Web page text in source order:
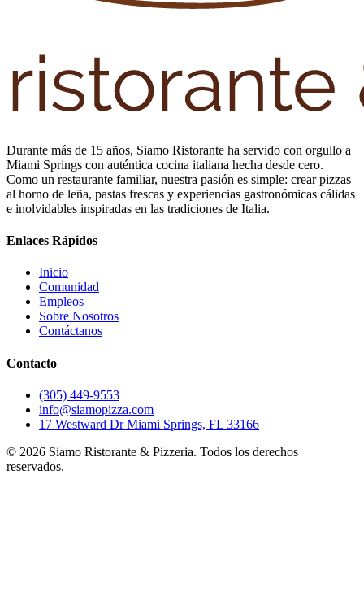
Durante más de 15 años, Siamo Ristorante ha servido con orgullo a
Miami Springs con auténtica cocina italiana hecha desde cero.
Como un restaurante familiar, nuestra pasión es simple: crear pizzas
al horno de leña, pastas frescas y experiencias gastronómicas cálidas
e inolvidables inspiradas en las tradiciones de Italia.
Enlaces Rápidos
Inicio
Comunidad
Empleos
Sobre Nosotros
Contáctanos
Contacto
(305) 449-9553
info@siamopizza.com
17 Westward Dr Miami Springs, FL 33166
© 2026 Siamo Ristorante & Pizzeria. Todos los derechos
reservados.